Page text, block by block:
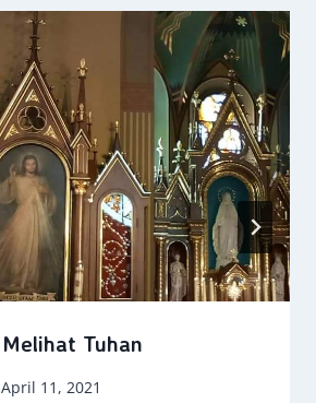
Tuhan
April 11, 2021